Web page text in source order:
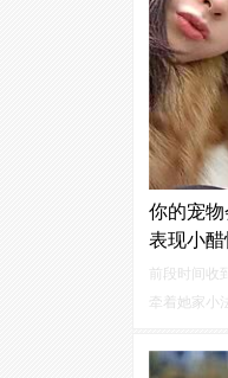
你的宠物
表现小
前段时间收
牵着她家小
可她家的小